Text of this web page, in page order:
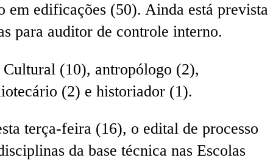
edificações (50). Ainda está prevista
para auditor de controle interno.
Cultural (10), antropólogo (2),
(2) e historiador (1).
terça-feira (16), o edital de processo
da base técnica nas Escolas